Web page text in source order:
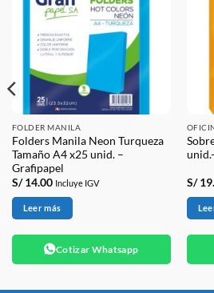
FOLDER MANILA
Folders Manila Neon Turqueza
Tamaño A4 x25 unid. –
Grafipapel
S/14.00 Incluye IGV
Leer más
Cotizar Whatsapp
S/